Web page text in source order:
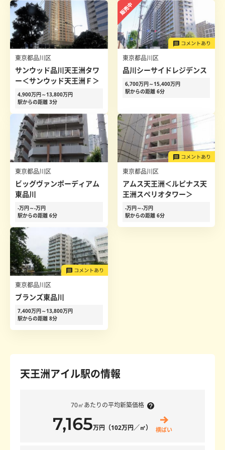
東京都品川区
サンウッド品川天王洲タワ
ー＜サンウッド天王洲Ｆ＞
4,900万円～13,800万円
駅からの距離 3分
東京都品川区
品川シーサイドレジデンス
6,700万円～15,400万円
駅からの距離 6分
東京都品川区
ビッグヴァンポーディアム
東品川
-万円～-万円
駅からの距離 6分
東京都品川区
アムス天王洲＜ルピナス天
王洲スペリオタワー＞
-万円～-万円
駅からの距離 6分
東京都品川区
ブランズ東品川
7,400万円～13,800万円
駅からの距離 8分
天王洲アイル駅の情報
70㎡あたりの平均新築価格
7,165万円（102万円／㎡） 横ばい